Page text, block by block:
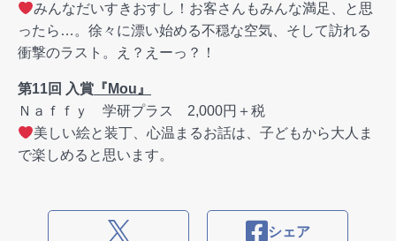
みんなだいすきおすし！お客さんもみんな満足、と思
ったら…。徐々に漂い始める不穏な空気、そして訪れる
衝撃のラスト。え？えーっ？！
第11回 入賞 『Mou』
Ｎａｆｆｙ 学研プラス 2,000円＋税
美しい絵と装丁、心温まるお話は、子どもから大人ま
で楽しめると思います。
シェア